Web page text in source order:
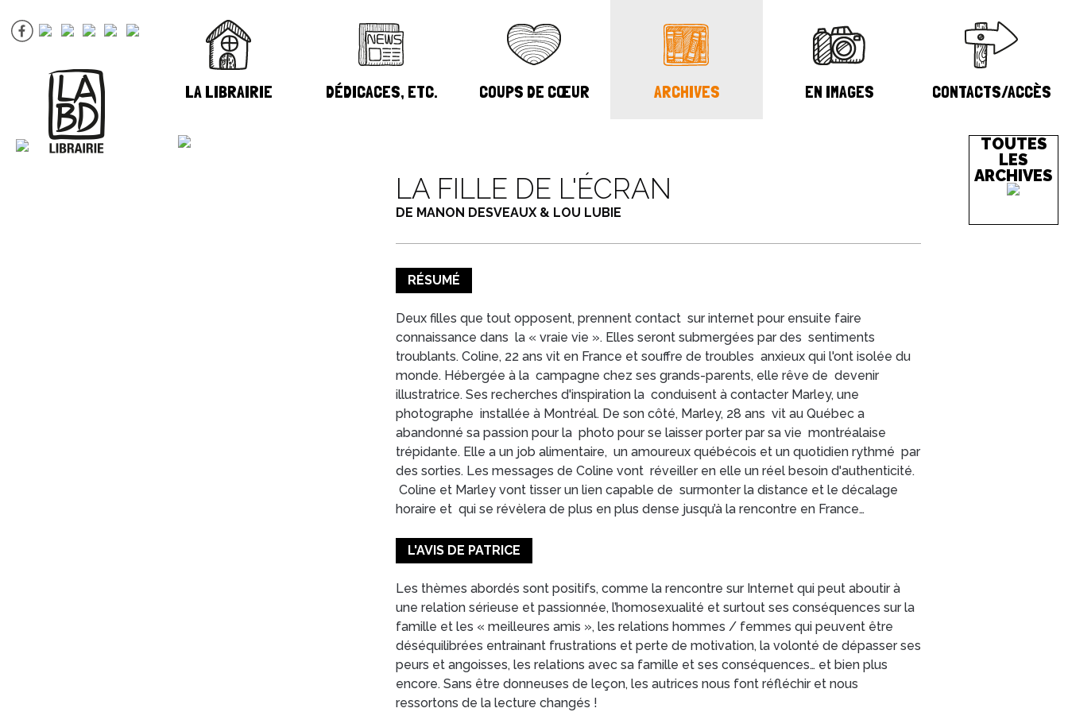
LA LIBRAIRIE DÉDICACES, ETC. COUPS DE CŒUR ARCHIVES EN IMAGES CONTACTS/ACCÈS
LA FILLE DE L'ÉCRAN
DE MANON DESVEAUX & LOU LUBIE
RÉSUMÉ
Deux filles que tout opposent, prennent contact sur internet pour ensuite faire
connaissance dans la « vraie vie ». Elles seront submergées par des sentiments
troublants. Coline, 22 ans vit en France et souffre de troubles anxieux qui l'ont isolée du
monde. Hébergée à la campagne chez ses grands-parents, elle rêve de devenir
illustratrice. Ses recherches d'inspiration la conduisent à contacter Marley, une
photographe installée à Montréal. De son côté, Marley, 28 ans vit au Québec a
abandonné sa passion pour la photo pour se laisser porter par sa vie montréalaise
trépidante. Elle a un job alimentaire, un amoureux québécois et un quotidien rythmé par
des sorties. Les messages de Coline vont réveiller en elle un réel besoin d'authenticité.
Coline et Marley vont tisser un lien capable de surmonter la distance et le décalage
horaire et qui se révèlera de plus en plus dense jusqu’à la rencontre en France…
L'AVIS DE PATRICE
Les thèmes abordés sont positifs, comme la rencontre sur Internet qui peut aboutir à
une relation sérieuse et passionnée, l’homosexualité et surtout ses conséquences sur la
famille et les « meilleures amis », les relations hommes / femmes qui peuvent être
déséquilibrées entrainant frustrations et perte de motivation, la volonté de dépasser ses
peurs et angoisses, les relations avec sa famille et ses conséquences… et bien plus
encore. Sans être donneuses de leçon, les autrices nous font réfléchir et nous
ressortons de la lecture changés !
TOUTES
LES
ARCHIVES